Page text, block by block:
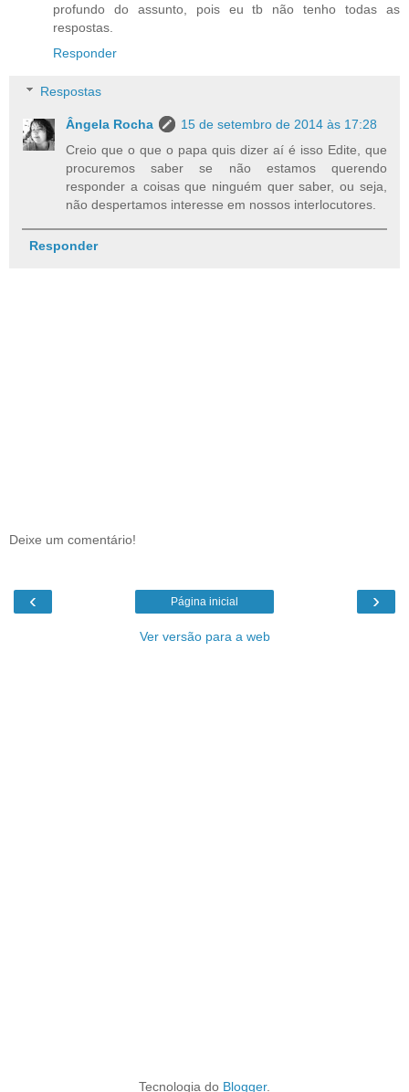
profundo do assunto, pois eu tb não tenho todas as
respostas.
Responder
Respostas
Ângela Rocha
15 de setembro de 2014 às 17:28
Creio que o que o papa quis dizer aí é isso Edite, que
procuremos saber se não estamos querendo
responder a coisas que ninguém quer saber, ou seja,
não despertamos interesse em nossos interlocutores.
Responder
Deixe um comentário!
‹ ›
Página inicial
Ver versão para a web
Tecnologia do Blogger.